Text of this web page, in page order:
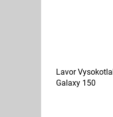
Lavor
Galaxy 150